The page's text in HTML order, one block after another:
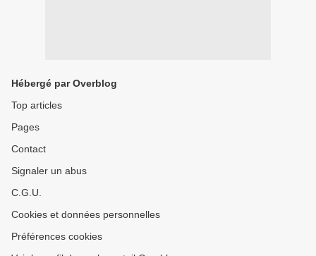
Hébergé par Overblog
Top articles
Pages
Contact
Signaler un abus
C.G.U.
Cookies et données personnelles
Préférences cookies